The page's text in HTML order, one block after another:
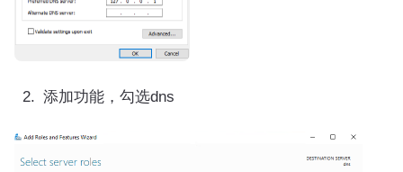
添加功能，勾选dns